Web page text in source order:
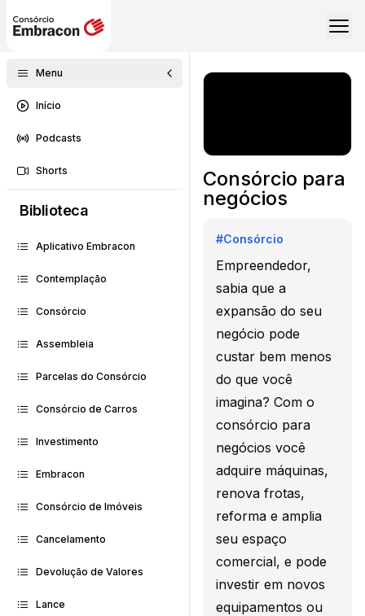
Menu
Início
Podcasts
Shorts
Biblioteca
Aplicativo Embracon
Contemplação
Consórcio
Assembleia
Parcelas do Consórcio
Consórcio de Carros
Investimento
Embracon
Consórcio de Imóveis
Cancelamento
Devolução de Valores
Lance
Consórcio para
negócios
#Consórcio
Empreendedor,
sabia que a
expansão do seu
negócio pode
custar bem menos
do que você
imagina? Com o
consórcio para
negócios você
adquire máquinas,
renova frotas,
reforma e amplia
seu espaço
comercial, e pode
investir em novos
equipamentos ou